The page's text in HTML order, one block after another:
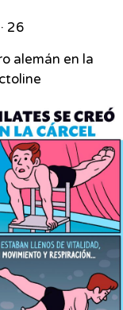
26
alemán en la